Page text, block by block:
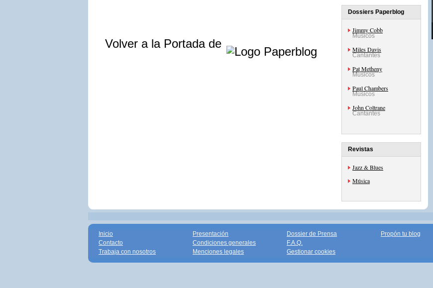
Volver a la Portada de
Dossiers Paperblog
Jimmy Cobb
Músicos
Miles Davis
Cantantes
Pat Metheny
Músicos
Paul Chambers
Músicos
John Coltrane
Cantantes
Revistas
Jazz & Blues
Música
Inicio
Contacto
Trabaja con nosotros
Presentación
Condiciones generales
Menciones legales
Dossier de Prensa
F.A.Q.
Gestionar cookies
Propón tu blog